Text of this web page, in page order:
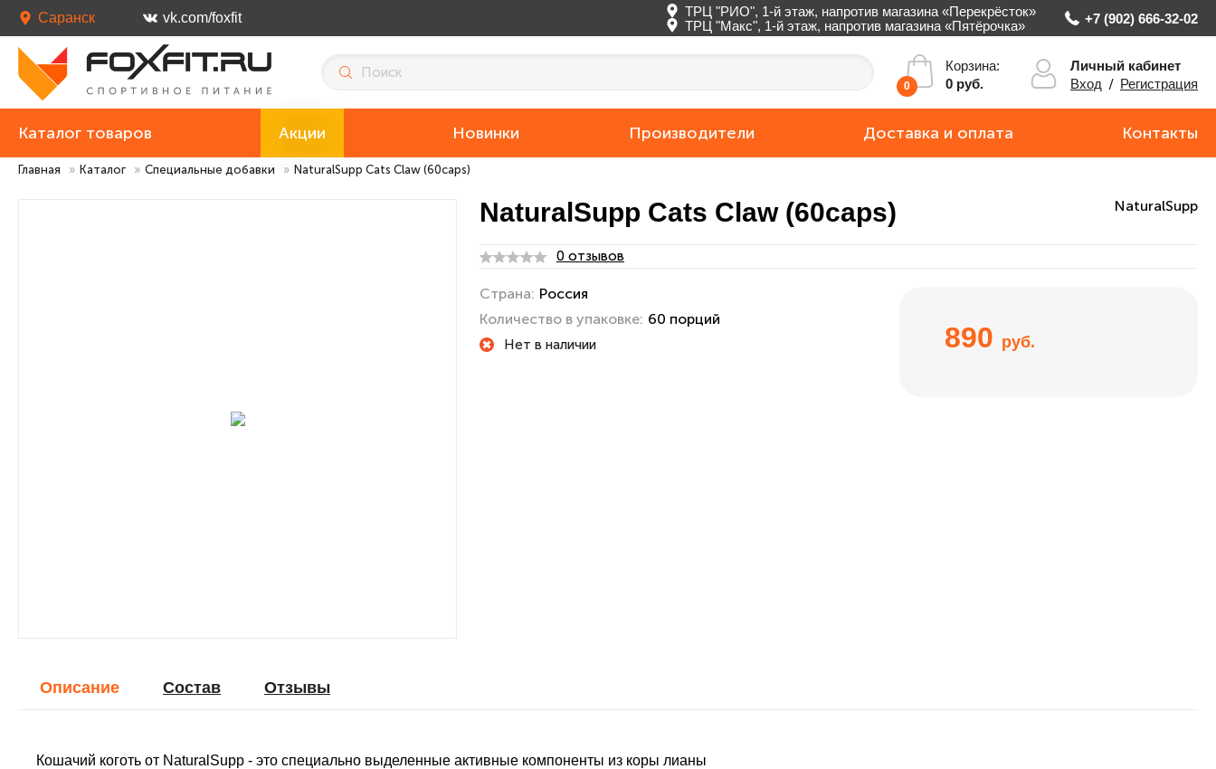
Саранск vk.com/foxfit
ТРЦ "РИО", 1-й этаж, напротив магазина «Перекрёсток»
ТРЦ "Макс", 1-й этаж, напротив магазина «Пятёрочка»
+7 (902) 666-32-02
0
Корзина:
0 руб.
Личный кабинет
Вход / Регистрация
Каталог товаров Акции Новинки Производители Доставка и оплата Контакты
Главная » Каталог » Специальные добавки » NaturalSupp Cats Claw (60caps)
NaturalSupp Cats Claw (60caps) NaturalSupp
0 отзывов
Страна: Россия
Количество в упаковке: 60 порций
Нет в наличии 890 руб.
Описание Cостав Отзывы
Кошачий коготь от NaturalSupp - это специально выделенные активные компоненты из коры лианы